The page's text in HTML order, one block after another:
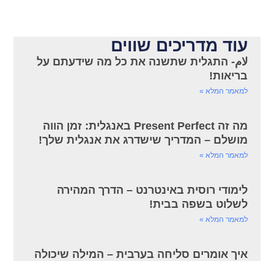
עוד מדריכים שווים
لام- התגלית שתשנה את כל מה שידעתם על
בריאות!
למאמר המלא »
מה זה Present Perfect באנגלית: זמן הווה
מושלם – המדריך שישדרג את אנגלית שלך!
למאמר המלא »
לימודי רוסית באינטרנט – הדרך המהירה
לשלוט בשפה בבית!
למאמר המלא »
איך אומרים סליחה בערבית – המילה שיכולה